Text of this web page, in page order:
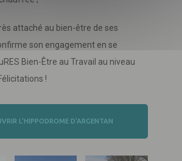
attaché au bien-être de ses
son engagement en se
Bien-Être au Travail au niveau
Félicitations !
L'HIPPODROME D'ARGENTAN